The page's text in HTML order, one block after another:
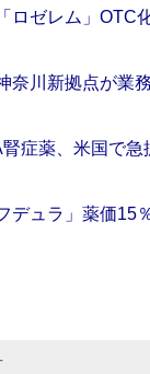
ロゼレム」OTC
奈川新拠点が業
腎症薬、米国で急
デュラ」薬価15